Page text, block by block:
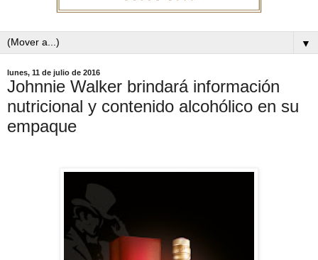
▼
lunes, 11 de julio de 2016
Johnnie Walker brindará información
nutricional y contenido alcohólico en su
empaque